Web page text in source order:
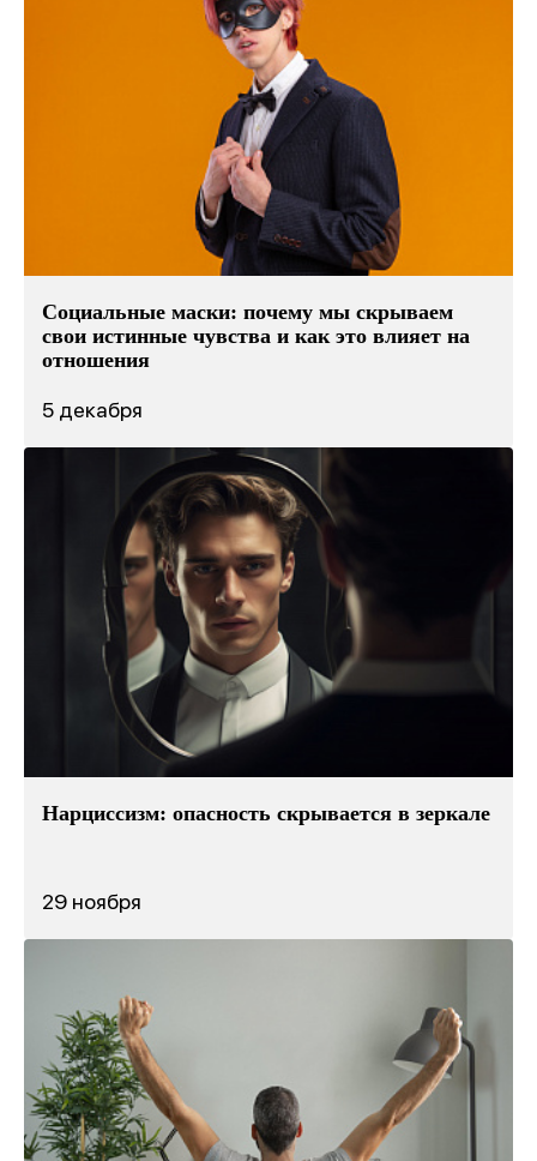
Социальные маски: почему мы скрываем
свои истинные чувства и как это влияет на
отношения
5 декабря
Нарциссизм: опасность скрывается в зеркале
29 ноября